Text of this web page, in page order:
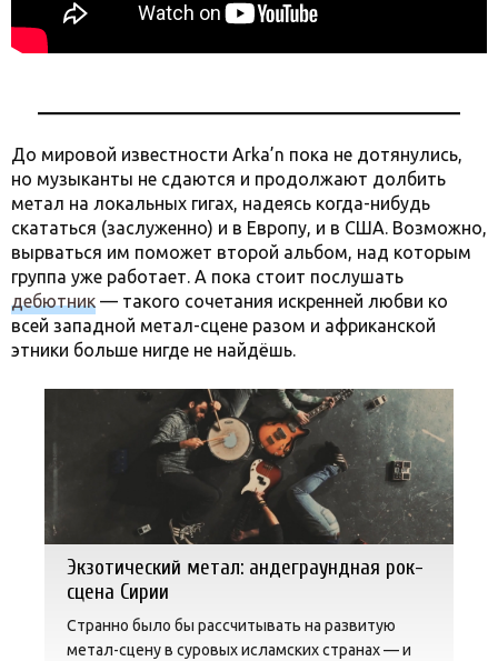
До мировой известности Arka’n пока не дотянулись,
но музыканты не сдаются и продолжают долбить
метал на локальных гигах, надеясь когда-нибудь
скататься (заслуженно) и в Европу, и в США. Возможно,
вырваться им поможет второй альбом, над которым
группа уже работает. А пока стоит послушать
дебютник — такого сочетания искренней любви ко
всей западной метал-сцене разом и африканской
этники больше нигде не найдёшь.
Экзотический метал: андеграундная рок-
сцена Сирии
Странно было бы рассчитывать на развитую
метал-сцену в суровых исламских странах — и